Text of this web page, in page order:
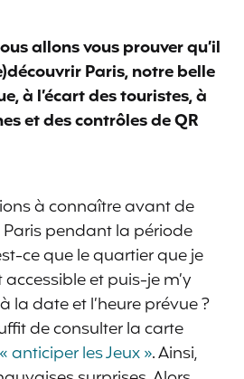
allons vous prouver qu’il
Paris, notre belle
à l’écart des touristes, à
et des contrôles de QR
à connaître avant de
pendant la période
ce que le quartier que je
et puis-je m’y
la date et l’heure prévue ?
de consulter la carte
« anticiper les Jeux ». Ainsi,